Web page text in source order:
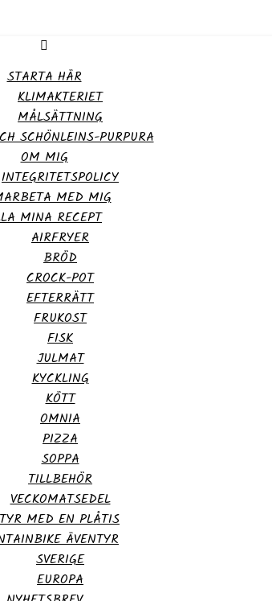
STARTA HÄR
KLIMAKTERIET
MÅLSÄTTNING
SCHÖNLEINS-PURPURA
OM MIG
INTEGRITETSPOLICY
MED MIG
MINA RECEPT
AIRFRYER
BRÖD
CROCK-POT
EFTERRÄTT
FRUKOST
FISK
JULMAT
KYCKLING
KÖTT
OMNIA
PIZZA
SOPPA
TILLBEHÖR
VECKOMATSEDEL
MED EN PLÅTIS
ÄVENTYR
SVERIGE
EUROPA